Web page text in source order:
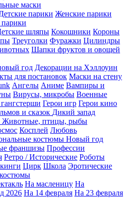
маски
парики Женские парики
шляпы Кокошники Короны
Треуголки Фуражки Цилиндры
Шапки фруктов и овощей
год Декорации на Хэллоуин
для постановок Маски на стену
Ангелы Аниме Вампиры и
Вирусы, микробы Военные
Герои игр Герои кино
и сказок Дикий запад
Животные, птицы, рыбы
Косплей Любовь
костюмы Новый год
франшизы Профессии
Ретро / Исторические Роботы
Цирк Школа Эротические
На масленицу На
2026 На 14 февраля На 23 февраля